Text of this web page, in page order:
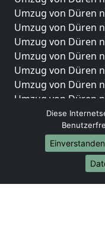
Umzug von Düren
Umzug von Düren
Umzug von Düren
Umzug von Düren
Umzug von Düren
Umzug von Düren
Umzug von Düren
Umzug von Düren
Umzug von Düren
Umzug von Düren
Umzug von Düren
Diese
Einverstanden